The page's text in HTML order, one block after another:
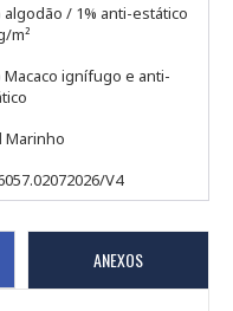
algodão / 1% anti-estático
m²
Macaco ignífugo e anti-
Marinho
V4
ANEXOS